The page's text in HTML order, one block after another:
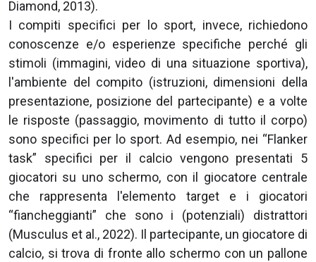
Diamond, 2013).
I compiti specifici per lo sport, invece, richiedono
conoscenze e/o esperienze specifiche perché gli
stimoli (immagini, video di una situazione sportiva),
l'ambiente del compito (istruzioni, dimensioni della
presentazione, posizione del partecipante) e a volte
le risposte (passaggio, movimento di tutto il corpo)
sono specifici per lo sport. Ad esempio, nei “Flanker
task” specifici per il calcio vengono presentati 5
giocatori su uno schermo, con il giocatore centrale
che rappresenta l'elemento target e i giocatori
“fiancheggianti” che sono i (potenziali) distrattori
(Musculus et al., 2022). Il partecipante, un giocatore di
calcio, si trova di fronte allo schermo con un pallone